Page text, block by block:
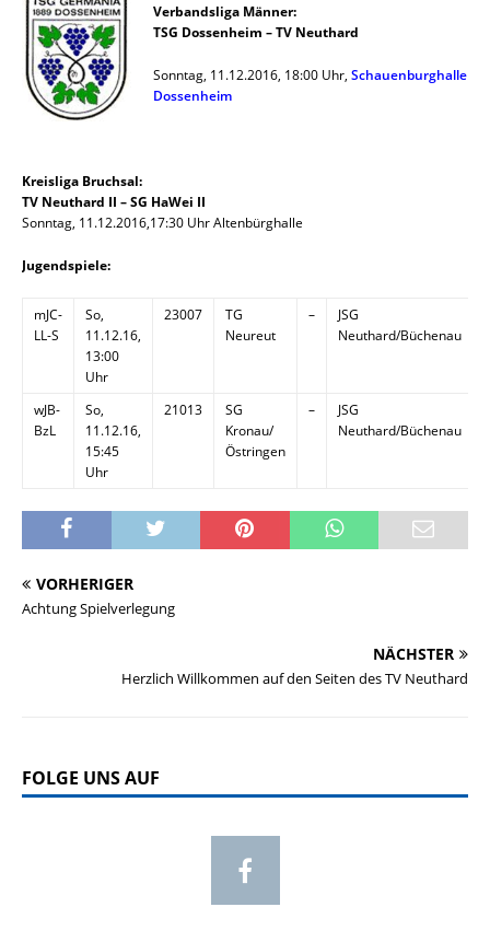
Verbandsliga Männer:
TSG Dossenheim – TV Neuthard
Sonntag, 11.12.2016, 18:00 Uhr, Schauenburghalle
Dossenheim
Kreisliga Bruchsal:
TV Neuthard II – SG HaWei II
Sonntag, 11.12.2016,17:30 Uhr Altenbürghalle
Jugendspiele:
mJC-
LL-S
So,
11.12.16,
13:00
Uhr
23007
TG
Neureut
–
JSG
Neuthard/Büchenau
wJB-
BzL
So,
11.12.16,
15:45
Uhr
21013
SG
Kronau/
Östringen
–
JSG
Neuthard/Büchenau
VORHERIGER
Achtung Spielverlegung
NÄCHSTER
Herzlich Willkommen auf den Seiten des TV Neuthard
FOLGE UNS AUF